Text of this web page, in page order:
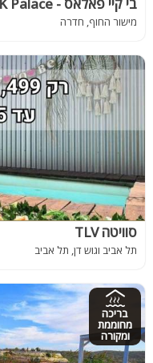
מישור החוף, חדרה
סוויטה TLV
תל אביב וגוש דן, תל אביב
בריכה
מחוממת
ומקורה